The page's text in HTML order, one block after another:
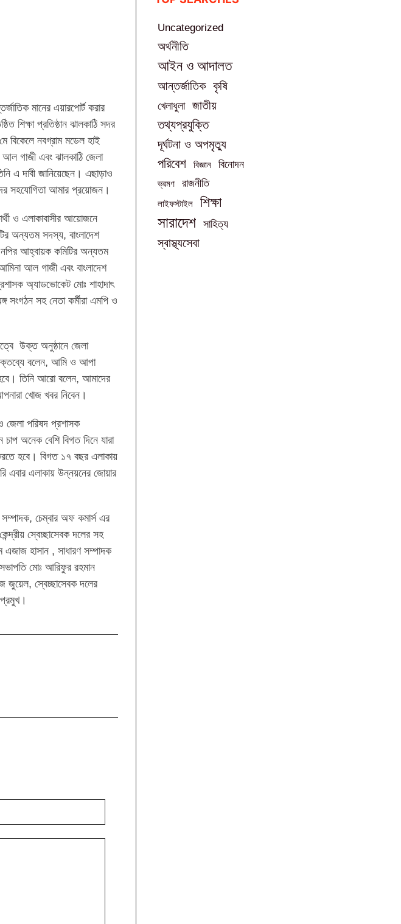
মানের এয়ারপোর্ট করার
শিক্ষা প্রতিষ্ঠান ঝালকাঠি সদর
নবগ্রাম মডেল হাই
গাজী এবং ঝালকাঠি জেলা
এ দাবী জানিয়েছেন। এছাড়াও
সহযোগিতা আমার প্রয়োজন।
ও এলাকাবাসীর আয়োজনে
অন্যতম সদস্য, বাংলাদেশ
আহ্বায়ক কমিটির অন্যতম
আল গাজী এবং বাংলাদেশ
অ্যাডভোকেট মোঃ শাহাদাৎ
সংগঠন সহ নেতা কর্মীরা এমপি ও
উক্ত অনুষ্ঠানে জেলা
বক্তব্যে বলেন, আমি ও আপা
তিনি আরো বলেন, আমাদের
খোজ খবর নিবেন।
জেলা পরিষদ প্রশাসক
অনেক বেশি বিগত দিনে যারা
হবে। বিগত ১৭ বছর এলাকায়
এবার এলাকায় উন্নয়নের জোয়ার
সম্পাদক, চেম্বার অফ কমার্স এর
স্বেচ্ছাসেবক দলের সহ
হাসান , সাধারণ সম্পাদক
মোঃ আরিফুর রহমান
জুয়েল, স্বেচ্ছাসেবক দলের
Uncategorized
অর্থনীতি
আইন ও আদালত
আন্তর্জাতিক কৃষি
খেলাধুলা জাতীয়
তথ্যপ্রযুক্তি
দূর্ঘটনা ও অপমৃত্যু
পরিবেশ বিজ্ঞান বিনোদন
ভ্রমণ রাজনীতি
লাইফস্টাইল শিক্ষা
সারাদেশ সাহিত্য
স্বাস্থ্যসেবা